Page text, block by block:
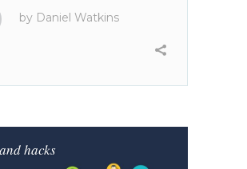
by Daniel Watkins
hacks